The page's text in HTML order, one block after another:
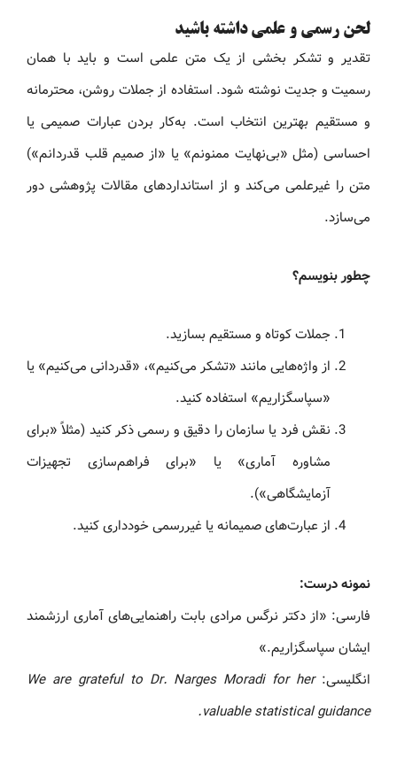
لحن رسمی و علمی داشته باشید
تقدیر و تشکر بخشی از یک متن علمی است و باید با همان
رسمیت و جدیت نوشته شود. استفاده از جملات روشن، محترمانه
و مستقیم بهترین انتخاب است. به‌کار بردن عبارات صمیمی یا
احساسی (مثل «بی‌نهایت ممنونم» یا «از صمیم قلب قدردانم»)
متن را غیرعلمی می‌کند و از استانداردهای مقالات پژوهشی دور
می‌سازد.
چطور بنویسم؟
جملات کوتاه و مستقیم بسازید.
از واژه‌هایی مانند «تشکر می‌کنیم»، «قدردانی می‌کنیم» یا
«سپاسگزاریم» استفاده کنید.
نقش فرد یا سازمان را دقیق و رسمی ذکر کنید (مثلاً «برای
مشاوره آماری» یا «برای فراهم‌سازی تجهیزات
آزمایشگاهی»).
از عبارت‌های صمیمانه یا غیررسمی خودداری کنید.
نمونه درست:
فارسی: «از دکتر نرگس مرادی بابت راهنمایی‌های آماری ارزشمند
ایشان سپاسگزاریم.»
انگلیسی:We are grateful to Dr. Narges Moradi for her
valuable statistical guidance.